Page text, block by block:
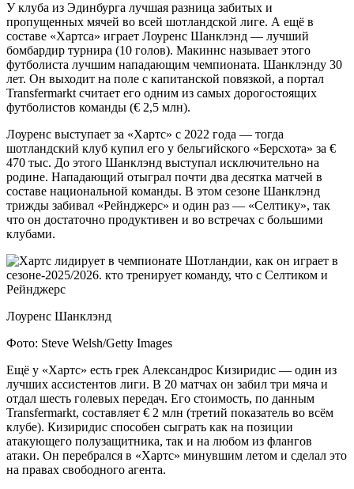
У клуба из Эдинбурга лучшая разница забитых и
пропущенных мячей во всей шотландской лиге. А ещё в
составе «Хартса» играет Лоуренс Шанклэнд — лучший
бомбардир турнира (10 голов). Макиннс называет этого
футболиста лучшим нападающим чемпионата. Шанклэнду 30
лет. Он выходит на поле с капитанской повязкой, а портал
Transfermarkt считает его одним из самых дорогостоящих
футболистов команды (€ 2,5 млн).
Лоуренс выступает за «Хартс» с 2022 года — тогда
шотландский клуб купил его у бельгийского «Берсхота» за €
470 тыс. До этого Шанклэнд выступал исключительно на
родине. Нападающий отыграл почти два десятка матчей в
составе национальной команды. В этом сезоне Шанклэнд
трижды забивал «Рейнджерс» и один раз — «Селтику», так
что он достаточно продуктивен и во встречах с большими
клубами.
Лоуренс Шанклэнд
Фото: Steve Welsh/Getty Images
Ещё у «Хартс» есть грек Александрос Кизиридис — один из
лучших ассистентов лиги. В 20 матчах он забил три мяча и
отдал шесть голевых передач. Его стоимость, по данным
Transfermarkt, составляет € 2 млн (третий показатель во всём
клубе). Кизиридис способен сыграть как на позиции
атакующего полузащитника, так и на любом из флангов
атаки. Он перебрался в «Хартс» минувшим летом и сделал это
на правах свободного агента.